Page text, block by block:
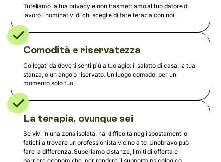
Tuteliamo la tua privacy e non trasmettiamo al tuo datore di
lavoro i nominativi di chi sceglie di fare terapia con noi.
Comodità e riservatezza
Collegati da dove ti senti più a tuo agio: il salotto di casa, la tua
stanza, o un angolo riservato. Un luogo comodo, per un
momento solo tuo.
La terapia, ovunque sei
Se vivi in una zona isolata, hai difficoltà negli spostamenti o
fatichi a trovare un professionista vicino a te, Unobravo può
fare la differenza. Superiamo distanze, limiti di offerta e
barriere economiche, per rendere il supporto psicologico